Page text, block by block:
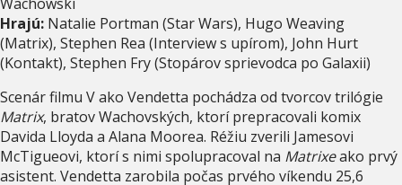
Hrajú: Natalie Portman (Star Wars), Hugo Weaving
(Matrix), Stephen Rea (Interview s upírom), John Hurt
(Kontakt), Stephen Fry (Stopárov sprievodca po Galaxii)
Scenár filmu V ako Vendetta pochádza od tvorcov trilógie
Matrix, bratov Wachovských, ktorí prepracovali komix
Davida Lloyda a Alana Moorea. Réžiu zverili Jamesovi
McTigueovi, ktorí s nimi spolupracoval na Matrixeako prvý
asistent. Vendetta zarobila počas prvého víkendu 25,6